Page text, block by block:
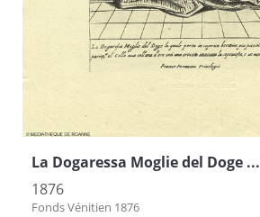
La Dogaressa Moglie del Doge ...
1876
Fonds Vénitien 1876